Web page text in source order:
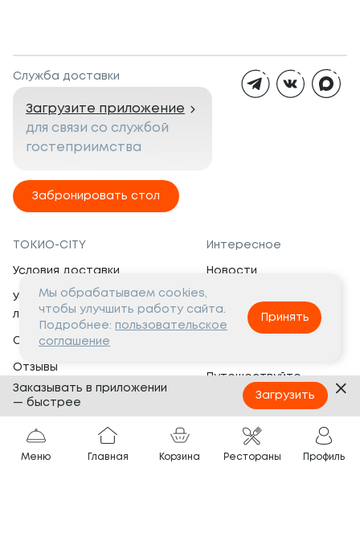
Служба доставки
Загрузите приложение
для связи со службой
гостеприимства
Забронировать стол
ТОКИО-CITY
Условия доставки
Условия программы
лояльности
Сертификаты
Отзывы
Банкеты
Вопросы и ответы
Интересное
Новости
Вакансии
Социальная жизнь
Путешествуйте
с ТОКИО-CITY
Партнёрам
Франшиза
Меню Главная Корзина Рестораны Профиль
Мы обрабатываем cookies,
чтобы улучшить работу сайта.
Подробнее: пользовательское
соглашение
Принять
Заказывать в приложении
— быстрее
Загрузить